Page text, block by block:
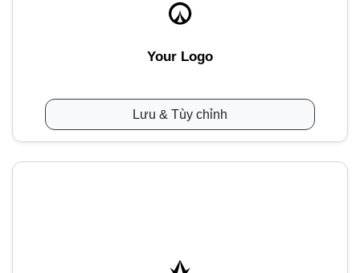
Your Logo
Lưu & Tùy chỉnh